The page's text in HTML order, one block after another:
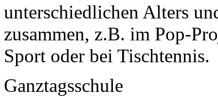
unterschiedlichen Alters
zusammen, z.B. im Pop-
Sport oder bei Tischtennis.
Ganztagsschule